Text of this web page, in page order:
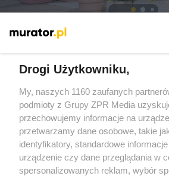
Drogi Użytkowniku,
My, naszych 1160 zaufanych
podmioty z Grupy ZPR Media
przechowujemy informacje na
przetwarzamy dane osobowe, takie
identyfikatory, standardowe
urządzenie czy dane przeglądania w
spersonalizowanych reklam, wybór